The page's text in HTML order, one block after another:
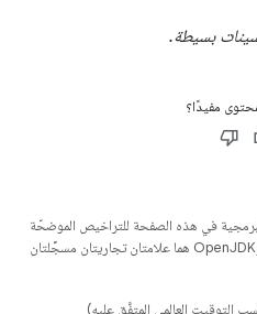
بسيطة.
مفيدًا؟
في هذه الصفحة للتراخيص الموضحّة
. إنّ Java وOpenJDK هما علامتان تجاريتان مسجَّلتان